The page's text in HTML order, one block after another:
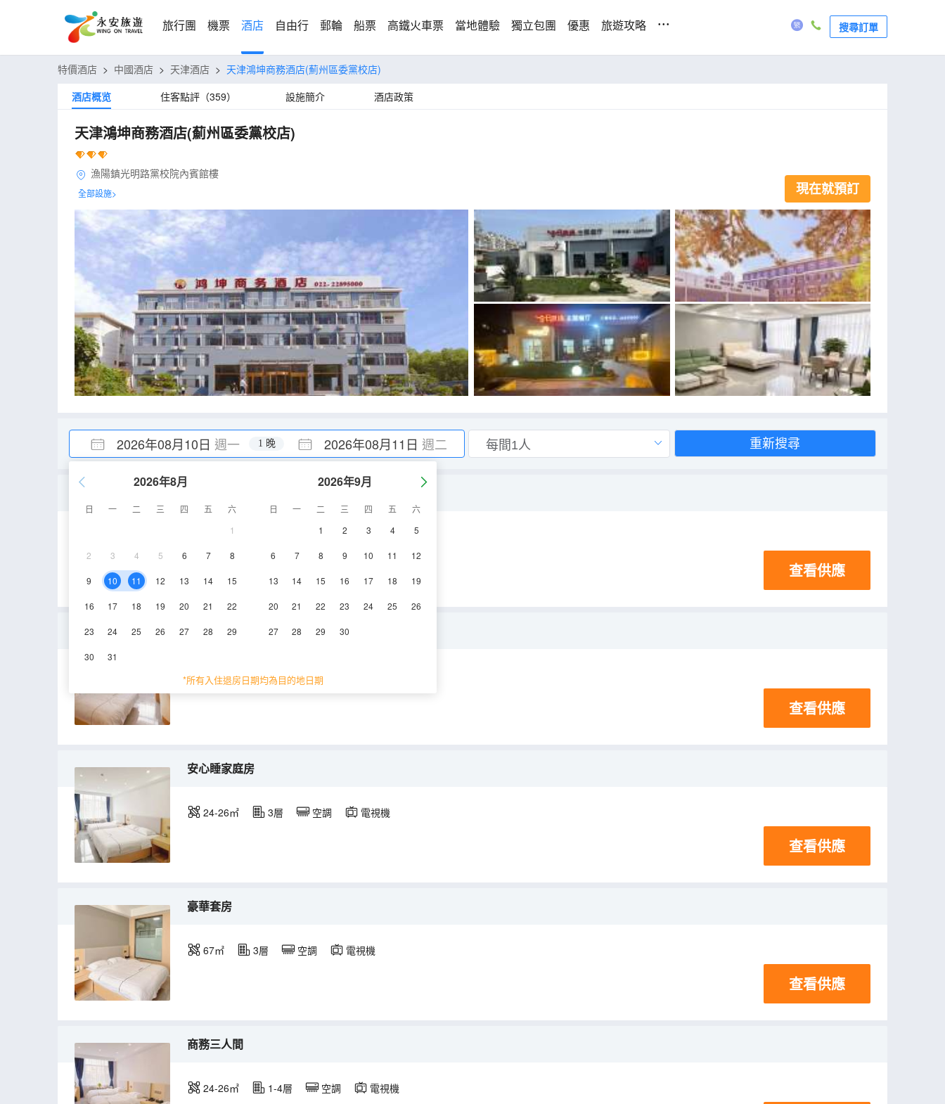
旅行團 機票 酒店 自由行 郵輪 船票 高鐵火車票 當地體驗 獨立包團 優惠 旅遊攻略 ... 搜尋訂單
特價酒店 > 中國酒店 > 天津酒店 > 天津鴻坤商務酒店(薊州區委黨校店)
酒店概览
住客點評（359） 設施簡介 酒店政策
天津鴻坤商務酒店(薊州區委黨校店)
漁陽鎮光明路黨校院內賓館樓
全部設施> 現在就預訂
2026年08月10日 週一 2026年08月11日 週二
1 晚
2026年8月
日 一 二 三 四 五
六
1
2 3 4 5 6 7 8
9 10 11 12 13 14 15
16 17 18 19 20 21 22
23 24 25 26 27 28 29
30 31
2026年9月
日 一 二 三 四 五
六
1
2 3 4 5
6 7 8 9 10 11 12
13 14 15 16 17 18 19
20 21 22 23 24 25 26
27 28 29 30
*所有入住退房日期均為目的地日期
重新搜尋
46-52㎡ 空調 電視機
查看供應
標準大床房
22㎡ 1-3層 空調
查看供應
安心睡家庭房
24-26㎡ 3層 空調 電視機
查看供應
豪華套房
67㎡ 3層 空調 電視機
查看供應
商務三人間
24-26㎡ 1-4層 空調 電視機